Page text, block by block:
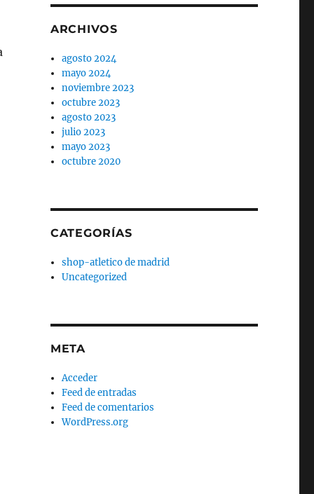
ARCHIVOS
agosto 2024
mayo 2024
noviembre 2023
octubre 2023
agosto 2023
julio 2023
mayo 2023
octubre 2020
CATEGORÍAS
shop-atletico de madrid
Uncategorized
META
Acceder
Feed de entradas
Feed de comentarios
WordPress.org